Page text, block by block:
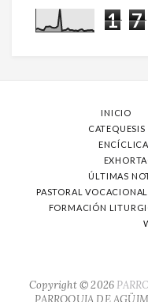
1 7
INICIO
ÚLTIMAS
PASTORAL VOCACIONAL
FORMACIÓN
Copyright ©2026
PARROQUIA DE